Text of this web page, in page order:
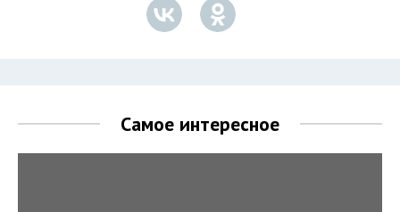
Самое интересное